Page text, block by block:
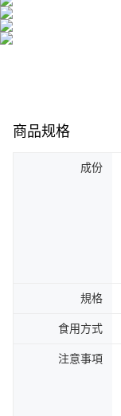
商品规格
成份
規格
食用方式
注意事項